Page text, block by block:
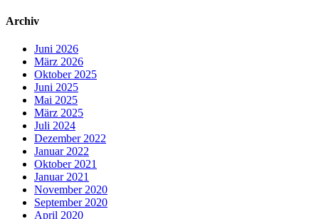
Archiv
Juni 2026
März 2026
Oktober 2025
Juni 2025
Mai 2025
März 2025
Juli 2024
Dezember 2022
Januar 2022
Oktober 2021
Januar 2021
November 2020
September 2020
April 2020